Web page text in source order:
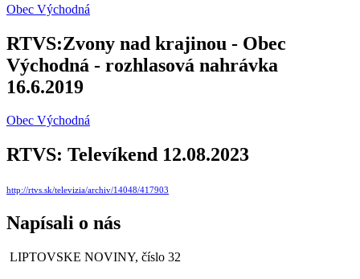
Obec Východná
RTVS:Zvony nad krajinou - Obec
Východná - rozhlasová nahrávka
16.6.2019
Obec Východná
RTVS: Televíkend 12.08.2023
http://rtvs.sk/televizia/archiv/14048/417903
Napísali o nás
LIPTOVSKE NOVINY, číslo 32